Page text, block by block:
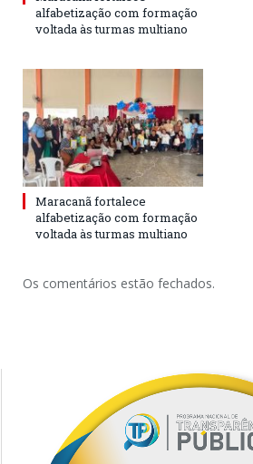
alfabetização com formação
voltada às turmas multiano
Maracanã fortalece
alfabetização com formação
voltada às turmas multiano
Os comentários estão fechados.